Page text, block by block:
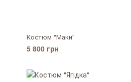
Костюм "Маки"
5 800 грн